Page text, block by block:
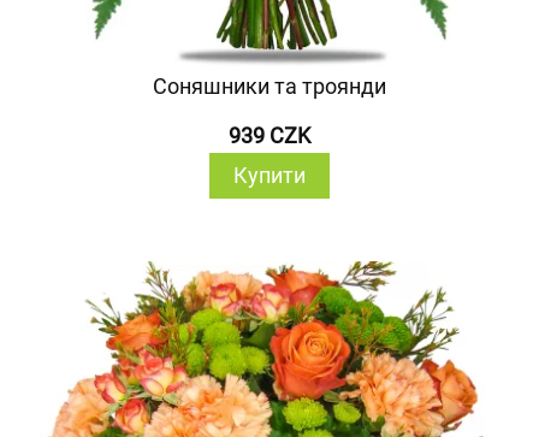
Соняшники та троянди
939 CZK
Купити